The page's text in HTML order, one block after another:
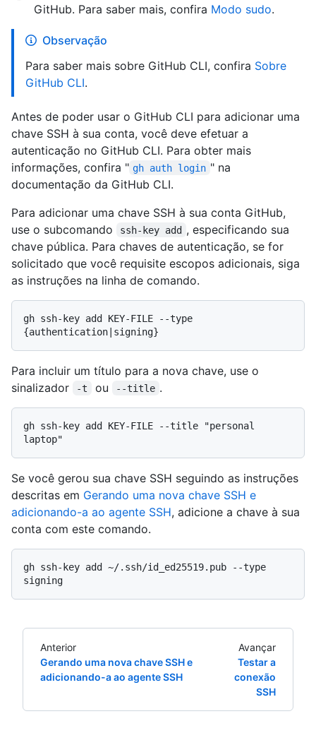
GitHub. Para saber mais, confira Modo sudo.
Observação
Para saber mais sobre GitHub CLI, confira Sobre
GitHub CLI.
Antes de poder usar o GitHub CLI para adicionar uma
chave SSH à sua conta, você deve efetuar a
autenticação no GitHub CLI. Para obter mais
informações, confira " gh auth login " na
documentação da GitHub CLI.
Para adicionar uma chave SSH à sua conta GitHub,
use o subcomando
ssh-key add , especificando sua
chave pública. Para chaves de autenticação, se for
solicitado que você requisite escopos adicionais, siga
as instruções na linha de comando.
gh ssh-key add KEY-FILE --type
Para incluir um título para a nova chave, use o
sinalizador
-t ou --title .
gh ssh-key add KEY-FILE --title "personal
Se você gerou sua chave SSH seguindo as instruções
descritas em Gerando uma nova chave SSH e
adicionando-a ao agente SSH, adicione a chave à sua
conta com este comando.
gh ssh-key add ~/.ssh/id_ed25519.pub --type
Anterior
Gerando uma nova chave SSH e
adicionando-a ao agente SSH
Avançar
Testar a
conexão
SSH